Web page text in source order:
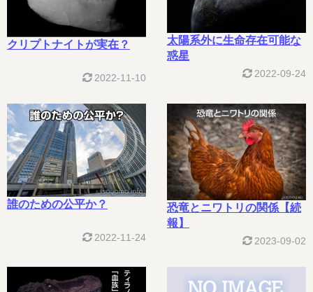
クリプトナイトが実在？
2022-11-10
太陽系外に生命存在可能な
惑星
2022-09-24
誰のための公平か？
2022-11-24
恐竜とニワトリの関係【続
報】
2023-09-02